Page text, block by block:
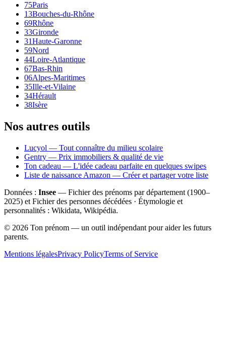
75Paris
13Bouches-du-Rhône
69Rhône
33Gironde
31Haute-Garonne
59Nord
44Loire-Atlantique
67Bas-Rhin
06Alpes-Maritimes
35Ille-et-Vilaine
34Hérault
38Isère
Nos autres outils
Lucyol — Tout connaître du milieu scolaire
Gentry — Prix immobiliers & qualité de vie
Ton cadeau — L'idée cadeau parfaite en quelques swipes
Liste de naissance Amazon — Créer et partager votre liste
Données : Insee — Fichier des prénoms par département (1900–
2025) et Fichier des personnes décédées · Étymologie et
personnalités : Wikidata, Wikipédia.
© 2026 Ton prénom — un outil indépendant pour aider les futurs
parents.
Mentions légalesPrivacy PolicyTerms of Service